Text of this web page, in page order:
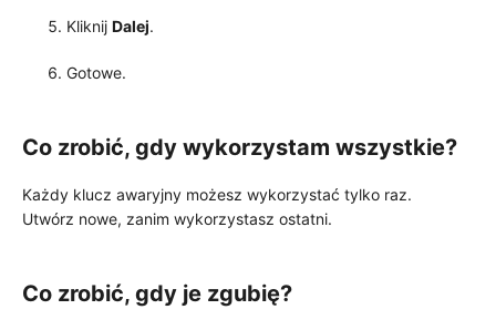
Kliknij Dalej.
Gotowe.
Co zrobić, gdy wykorzystam wszystkie?
Każdy klucz awaryjny możesz wykorzystać tylko raz.
Utwórz nowe, zanim wykorzystasz ostatni.
Co zrobić, gdy je zgubię?